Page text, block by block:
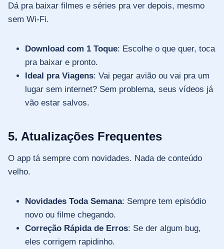
Dá pra baixar filmes e séries pra ver depois, mesmo
sem Wi-Fi.
Download com 1 Toque: Escolhe o que quer, toca
pra baixar e pronto.
Ideal pra Viagens: Vai pegar avião ou vai pra um
lugar sem internet? Sem problema, seus vídeos já
vão estar salvos.
5. Atualizações Frequentes
O app tá sempre com novidades. Nada de conteúdo
velho.
Novidades Toda Semana: Sempre tem episódio
novo ou filme chegando.
Correção Rápida de Erros: Se der algum bug,
eles corrigem rapidinho.